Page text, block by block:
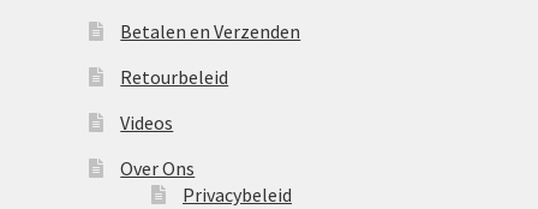
Betalen en Verzenden
Retourbeleid
Videos
Over Ons
Privacybeleid